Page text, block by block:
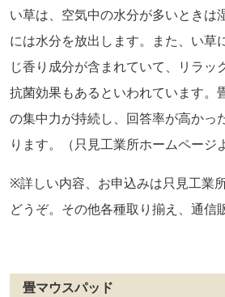
い草は、空気中の水分が多いときは
には水分を放出します。また、い草
じ香り成分が含まれていて、リラッ
抗菌効果もあるといわれています。
の集中力が持続し、回答率が高かっ
ります。（只見工業所ホームページ
※詳しい内容、お申込みは只見工業
どうぞ。その他各種取り揃え、通信
畳マウスパッド